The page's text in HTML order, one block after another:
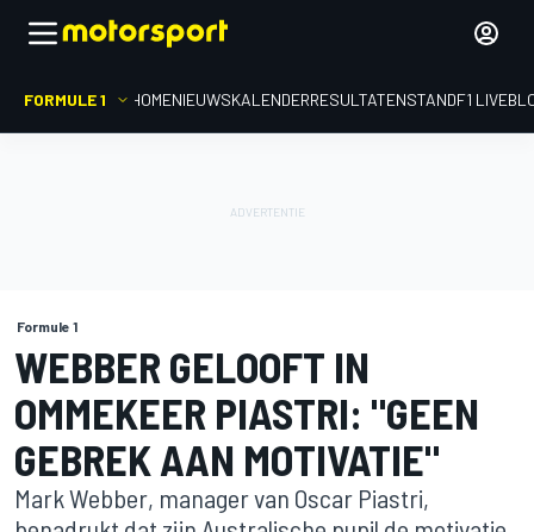
FORMULE 1 HOMENIEUWSKALENDERRESULTATENSTANDF1
Formule 1
WEBBER GELOOFT IN
OMMEKEER PIASTRI: "GEEN
GEBREK AAN MOTIVATIE"
Mark Webber, manager van Oscar Piastri,